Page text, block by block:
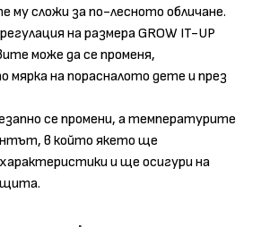
сложи за по-лесното обличане.
на размера GROW IT-UP
може да се променя,
мярка на порасналото дете и през
се промени, а температурите
в който якето ще
и ще осигури на